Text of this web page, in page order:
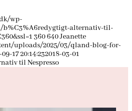
wp-
b%C3%A6redygtigt-alternativ-til-
360640Jeanette
uploads/2025/03/qland-blog-for-
09-17 20:14:232018-03-01
til Nespresso